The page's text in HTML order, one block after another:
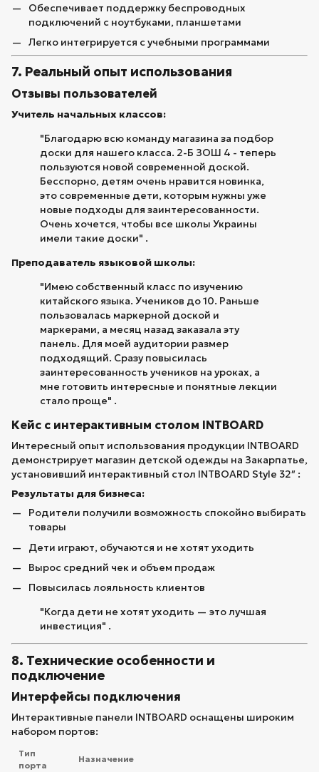
Обеспечивает поддержку беспроводных
подключений с ноутбуками, планшетами
Легко интегрируется с учебными программами
7. Реальный опыт использования
Отзывы пользователей
Учитель начальных классов:
"Благодарю всю команду магазина за подбор
доски для нашего класса. 2-Б ЗОШ 4 - теперь
пользуются новой современной доской.
Бесспорно, детям очень нравится новинка,
это современные дети, которым нужны уже
новые подходы для заинтересованности.
Очень хочется, чтобы все школы Украины
имели такие доски" .
Преподаватель языковой школы:
"Имею собственный класс по изучению
китайского языка. Учеников до 10. Раньше
пользовалась маркерной доской и
маркерами, а месяц назад заказала эту
панель. Для моей аудитории размер
подходящий. Сразу повысилась
заинтересованность учеников на уроках, а
мне готовить интересные и понятные лекции
стало проще" .
Кейс с интерактивным столом INTBOARD
Интересный опыт использования продукции INTBOARD
демонстрирует магазин детской одежды на Закарпатье,
установивший интерактивный стол INTBOARD Style 32″ :
Результаты для бизнеса:
Родители получили возможность спокойно выбирать
товары
Дети играют, обучаются и не хотят уходить
Вырос средний чек и объем продаж
Повысилась лояльность клиентов
"Когда дети не хотят уходить — это лучшая
инвестиция" .
8. Технические особенности и
подключение
Интерфейсы подключения
Интерактивные панели INTBOARD оснащены широким
набором портов:
Тип
порта
Назначение